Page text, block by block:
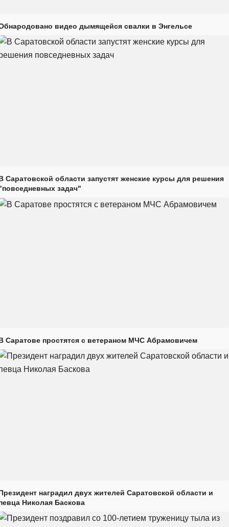
видео дымящейся свалки в Энгельсе
Саратовской области запустят женские курсы для решения
задач"
Саратове простятся с ветераном МЧС Абрамовичем
наградил двух жителей Саратовской области и
Николая Баскова